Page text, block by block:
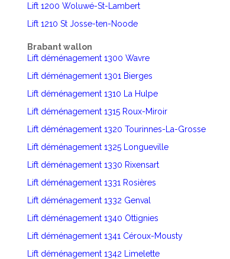
Lift 1200 Woluwé-St-Lambert
Lift 1210 St Josse-ten-Noode
Brabant wallon
Lift déménagement 1300 Wavre
Lift déménagement 1301 Bierges
Lift déménagement 1310 La Hulpe
Lift déménagement 1315 Roux-Miroir
Lift déménagement 1320 Tourinnes-La-Grosse
Lift déménagement 1325 Longueville
Lift déménagement 1330 Rixensart
Lift déménagement 1331 Rosières
Lift déménagement 1332 Genval
Lift déménagement 1340 Ottignies
Lift déménagement 1341 Céroux-Mousty
Lift déménagement 1342 Limelette